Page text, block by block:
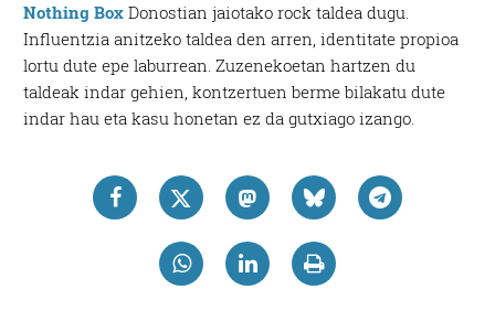
Nothing Box Donostian jaiotako rock taldea dugu.
Influentzia anitzeko taldea den arren, identitate propioa
lortu dute epe laburrean. Zuzenekoetan hartzen du
taldeak indar gehien, kontzertuen berme bilakatu dute
indar hau eta kasu honetan ez da gutxiago izango.